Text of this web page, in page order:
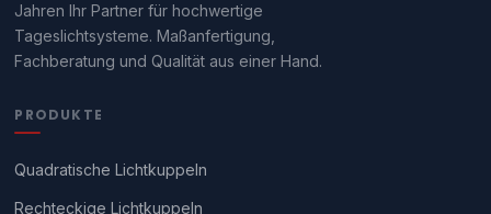
Jahren Ihr Partner für hochwertige
Tageslichtsysteme. Maßanfertigung,
Fachberatung und Qualität aus einer Hand.
PRODUKTE
Quadratische Lichtkuppeln
Rechteckige Lichtkuppeln